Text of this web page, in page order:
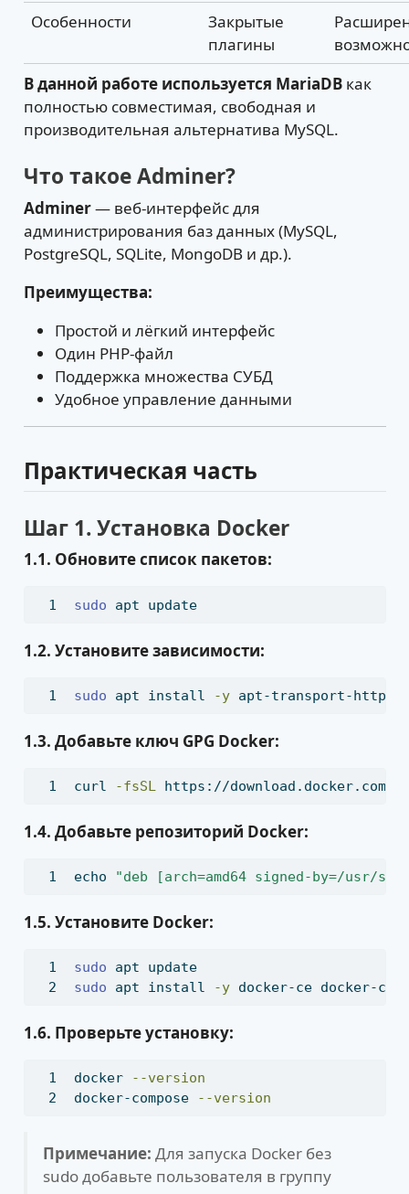
Особенности
Закрытые
плагины
В данной работе используется MariaDBкак
полностью совместимая, свободная и
производительная альтернатива MySQL.
Что такое Adminer?
Adminer— веб-интерфейс для
администрирования баз данных (MySQL,
PostgreSQL, SQLite, MongoDB и др.).
Преимущества:
Простой и лёгкий интерфейс
Один PHP-файл
Поддержка множества СУБД
Удобное управление данными
Практическая часть
Шаг 1. Установка Docker
1.1. Обновите список пакетов:
sudo apt update
1.2. Установите зависимости:
sudo apt install -y apt-transport-https
1.3. Добавьте ключ GPG Docker:
curl -fsSL https://download.docker.com/
1.4. Добавьте репозиторий Docker:
echo "deb [arch=amd64 signed-by=/usr/
1.5. Установите Docker:
sudo apt update
sudo apt install -y docker-ce docker-
1.6. Проверьте установку:
docker
--version
docker-compose
--version
Примечание: Для запуска Docker без
sudo добавьте пользователя в группу